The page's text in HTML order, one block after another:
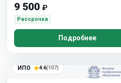
9 500 ₽
Рассрочка
Подробнее
ИПО 4.6(107)